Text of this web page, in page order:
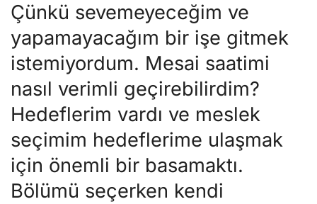
Çünkü sevemeyeceğim ve
yapamayacağım bir işe gitmek
istemiyordum. Mesai saatimi
nasıl verimli geçirebilirdim?
Hedeflerim vardı ve meslek
seçimim hedeflerime ulaşmak
için önemli bir basamaktı.
Bölümü seçerken kendi